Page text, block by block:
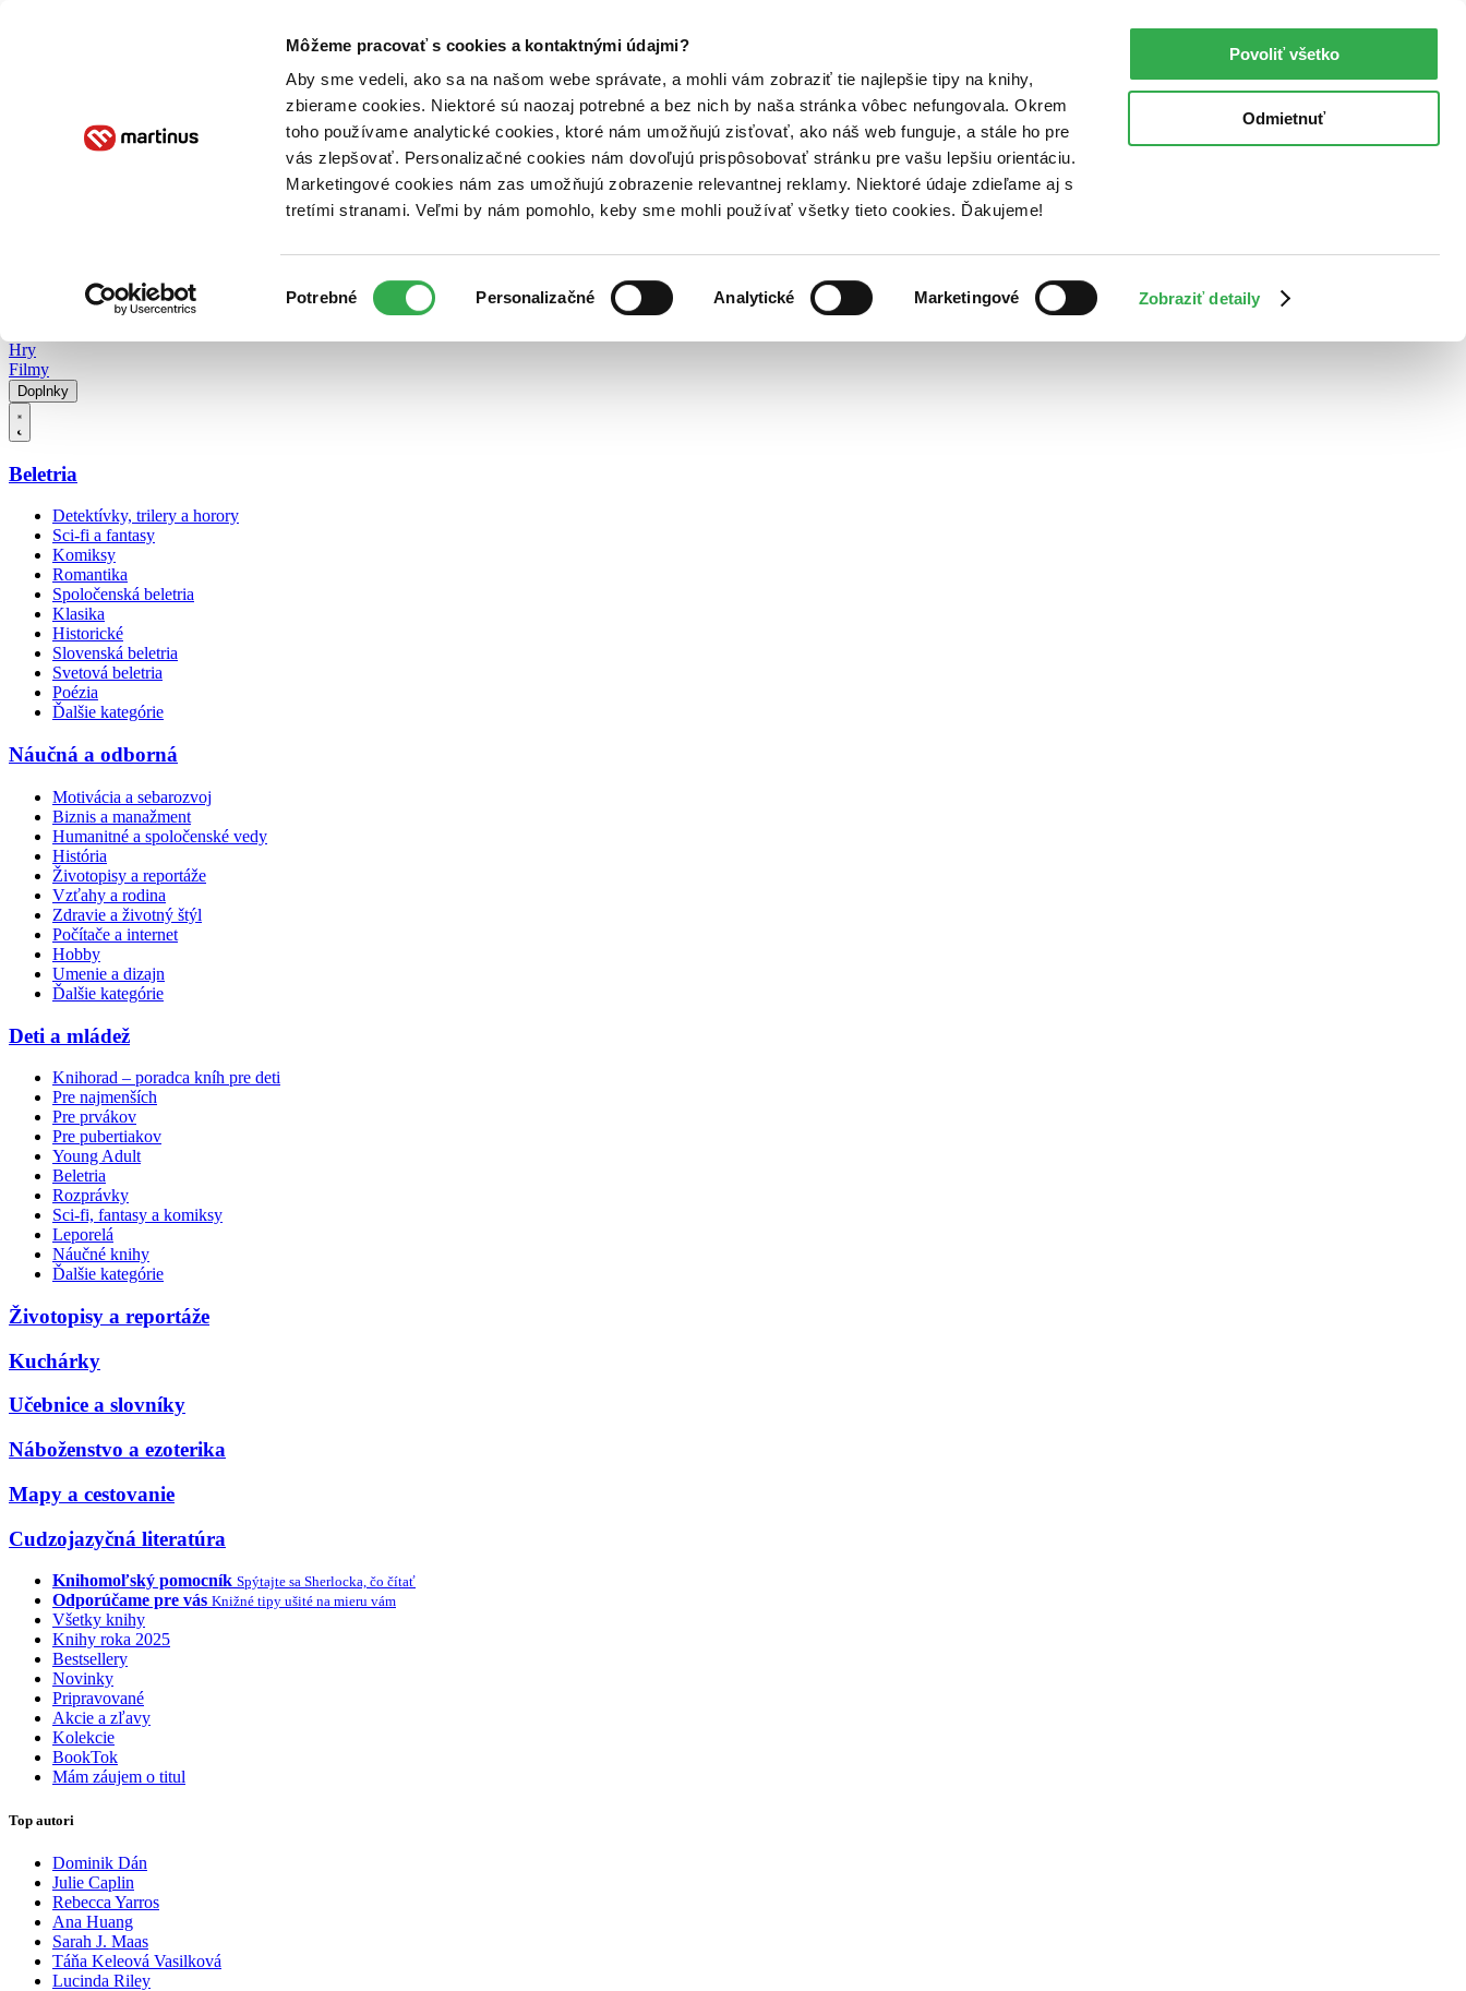
Môžeme pracovať s cookies a kontaktnými údajmi?
Aby sme vedeli, ako sa na našom webe správate, a mohli vám zobraziť tie najlepšie tipy na knihy,
zbierame cookies. Niektoré sú naozaj potrebné a bez nich by naša stránka vôbec nefungovala. Okrem
toho používame analytické cookies, ktoré nám umožňujú zisťovať, ako náš web funguje, a stále ho pre
vás zlepšovať. Personalizačné cookies nám dovoľujú prispôsobovať stránku pre vašu lepšiu orientáciu.
Marketingové cookies nám zas umožňujú zobrazenie relevantnej reklamy. Niektoré údaje zdieľame aj s
tretími stranami. Veľmi by nám pomohlo, keby sme mohli používať všetky tieto cookies. Ďakujeme!
súhlasu
Potrebné Personalizačné Analytické Marketingové Zobraziť detaily
Povoliť všetko
Odmietnuť
Poukážky Kontakt
Hry
Filmy
Doplnky
Beletria
Detektívky, trilery a horory
Sci-fi a fantasy
Komiksy
Romantika
Spoločenská beletria
Klasika
Historické
Slovenská beletria
Svetová beletria
Poézia
Ďalšie kategórie
Náučná a odborná
Motivácia a sebarozvoj
Biznis a manažment
Humanitné a spoločenské vedy
História
Životopisy a reportáže
Vzťahy a rodina
Zdravie a životný štýl
Počítače a internet
Hobby
Umenie a dizajn
Ďalšie kategórie
Deti a mládež
Knihorad – poradca kníh pre deti
Pre najmenších
Pre prvákov
Pre pubertiakov
Young Adult
Beletria
Rozprávky
Sci-fi, fantasy a komiksy
Leporelá
Náučné knihy
Ďalšie kategórie
Životopisy a reportáže
Kuchárky
Učebnice a slovníky
Náboženstvo a ezoterika
Mapy a cestovanie
Cudzojazyčná literatúra
Knihomoľský pomocník Spýtajte sa Sherlocka, čo čítať
Odporúčame pre vás Knižné tipy ušité na mieru vám
Všetky knihy
Knihy roka 2025
Bestsellery
Novinky
Pripravované
Akcie a zľavy
Kolekcie
BookTok
Mám záujem o titul
Top autori
Dominik Dán
Julie Caplin
Rebecca Yarros
Ana Huang
Sarah J. Maas
Táňa Keleová Vasilková
Lucinda Riley